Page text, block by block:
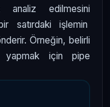
analiz edilmesini
satırdaki işlemin
Örneğin, belirli
yapmak için pipe